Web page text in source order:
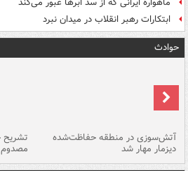
ابتکارات رهبر انقلاب در میدان نبرد
حوادث
آتش‌سوزی در منطقه حفاظت‌شده
دیزمار مهار شد مصدوم